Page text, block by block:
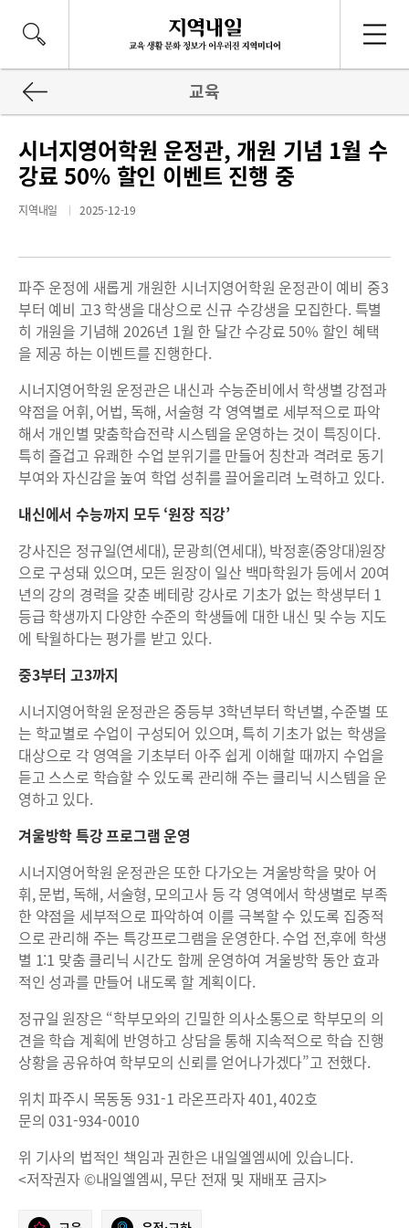
교육
시너지영어학원 운정관, 개원 기념 1월 수
강료 50% 할인 이벤트 진행 중
지역내일 2025-12-19
파주 운정에 새롭게 개원한 시너지영어학원 운정관이 예비 중3
부터 예비 고3 학생을 대상으로 신규 수강생을 모집한다. 특별
히 개원을 기념해 2026년 1월 한 달간 수강료 50% 할인 혜택
을 제공 하는 이벤트를 진행한다.
시너지영어학원 운정관은 내신과 수능준비에서 학생별 강점과
약점을 어휘, 어법, 독해, 서술형 각 영역별로 세부적으로 파악
해서 개인별 맞춤학습전략 시스템을 운영하는 것이 특징이다.
특히 즐겁고 유쾌한 수업 분위기를 만들어 칭찬과 격려로 동기
부여와 자신감을 높여 학업 성취를 끌어올리려 노력하고 있다.
내신에서 수능까지 모두 ‘원장 직강’
강사진은 정규일(연세대), 문광희(연세대), 박정훈(중앙대)원장
으로 구성돼 있으며, 모든 원장이 일산 백마학원가 등에서 20여
년의 강의 경력을 갖춘 베테랑 강사로 기초가 없는 학생부터 1
등급 학생까지 다양한 수준의 학생들에 대한 내신 및 수능 지도
에 탁월하다는 평가를 받고 있다.
중3부터 고3까지
시너지영어학원 운정관은 중등부 3학년부터 학년별, 수준별 또
는 학교별로 수업이 구성되어 있으며, 특히 기초가 없는 학생을
대상으로 각 영역을 기초부터 아주 쉽게 이해할 때까지 수업을
듣고 스스로 학습할 수 있도록 관리해 주는 클리닉 시스템을 운
영하고 있다.
겨울방학 특강 프로그램 운영
시너지영어학원 운정관은 또한 다가오는 겨울방학을 맞아 어
휘, 문법, 독해, 서술형, 모의고사 등 각 영역에서 학생별로 부족
한 약점을 세부적으로 파악하여 이를 극복할 수 있도록 집중적
으로 관리해 주는 특강프로그램을 운영한다. 수업 전,후에 학생
별 1:1 맞춤 클리닉 시간도 함께 운영하여 겨울방학 동안 효과
적인 성과를 만들어 내도록 할 계획이다.
정규일 원장은 “학부모와의 긴밀한 의사소통으로 학부모의 의
견을 학습 계획에 반영하고 상담을 통해 지속적으로 학습 진행
상황을 공유하여 학부모의 신뢰를 얻어나가겠다”고 전했다.
위치 파주시 목동동 931-1 라온프라자 401, 402호
문의 031-934-0010
위 기사의 법적인 책임과 권한은 내일엘엠씨에 있습니다.
<저작권자 ©내일엘엠씨, 무단 전재 및 재배포 금지>